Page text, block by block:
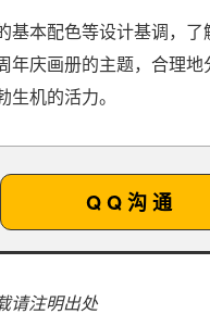
基本配色等设计基调，了
年庆画册的主题，合理地
机的活力。
Q Q 沟 通
请注明出处